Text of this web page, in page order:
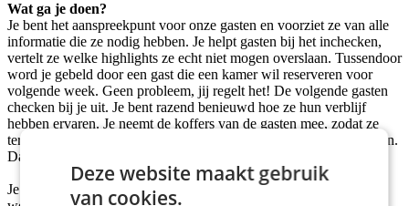
Wat ga je doen?
Je bent het aanspreekpunt voor onze gasten en voorziet ze van alle
informatie die ze nodig hebben. Je helpt gasten bij het inchecken,
vertelt ze welke highlights ze echt niet mogen overslaan. Tussendoor
word je gebeld door een gast die een kamer wil reserveren voor
volgende week. Geen probleem, jij regelt het! De volgende gasten
checken bij je uit. Je bent razend benieuwd hoe ze hun verblijf
hebben ervaren. Je neemt de koffers van de gasten mee, zodat ze
terug de stad in kunnen. Ze geven aan dat ze snel weer terugkomen.
Daar doe je het voor!
Je bent een duizendpoot en krijgt serieus energie van afwisselend
Deze website maakt gebruik
van cookies.